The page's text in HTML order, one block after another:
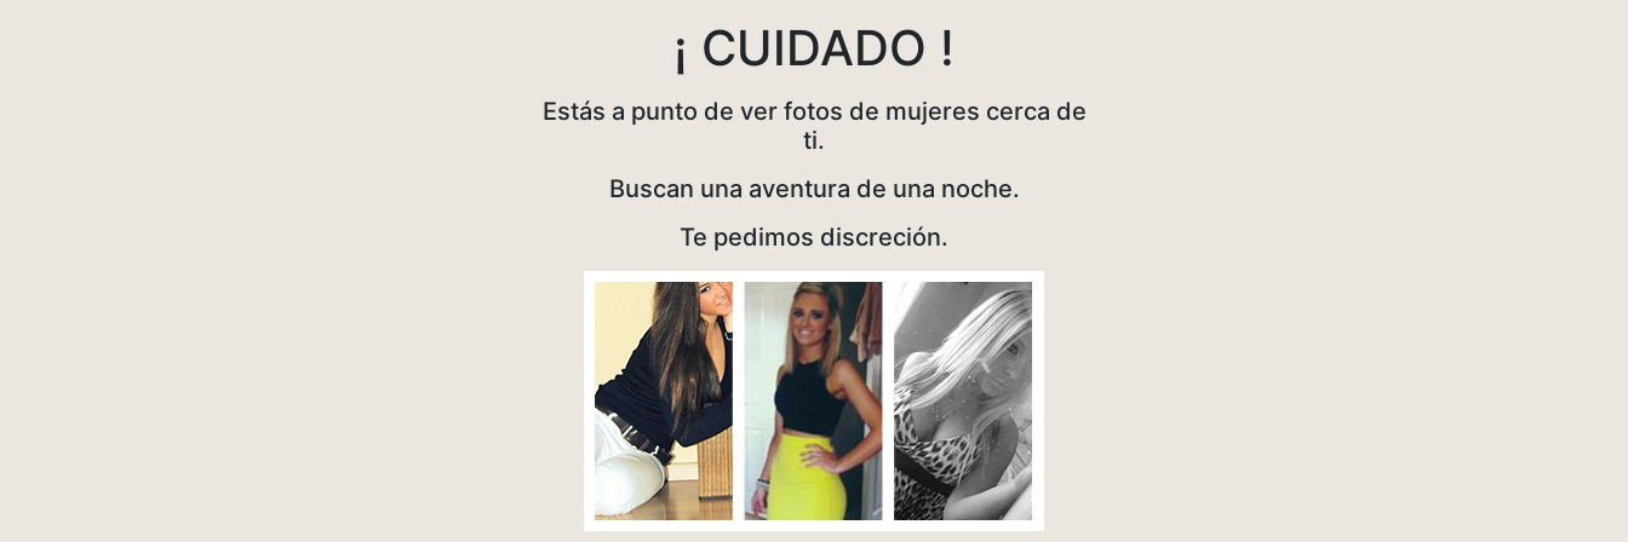
¡ CUIDADO !
Estás a punto de ver fotos de mujeres cerca de
ti.
Buscan una aventura de una noche.
Te pedimos discreción.